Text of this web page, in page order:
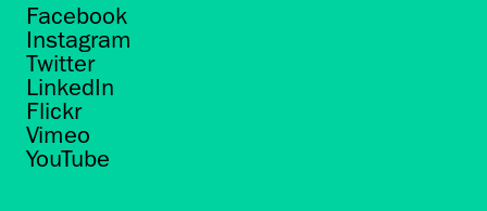
Facebook
Instagram
Twitter
LinkedIn
Flickr
Vimeo
YouTube